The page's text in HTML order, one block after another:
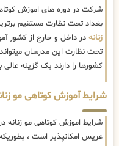
شرکت در دوره های اموزش
بغداد تحت نظارت مستقیم
زنانه در داخل و خارج از کشور
تحت نظارت این مدرسان
کشورها را دارند یک گزینه عالی
شرایط آموزش کوتاهی مو
شرایط اموزش کوتاهی مو زنانه
عریس امکانپذیر است ،